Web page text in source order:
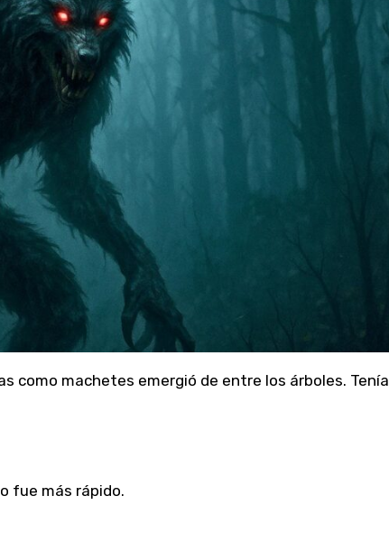
como machetes emergió de entre los árboles. Tenía
fue más rápido.